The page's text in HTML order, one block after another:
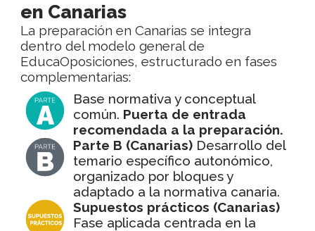
en Canarias
La preparación en Canarias se integra
dentro del modelo general de
EducaOposiciones, estructurado en fases
complementarias:
Base normativa y conceptual
común. Puerta de entrada
recomendada a la preparación.
Parte B (Canarias) Desarrollo del
temario específico autonómico,
organizado por bloques y
adaptado a la normativa canaria.
Supuestos prácticos (Canarias)
Fase aplicada centrada en la